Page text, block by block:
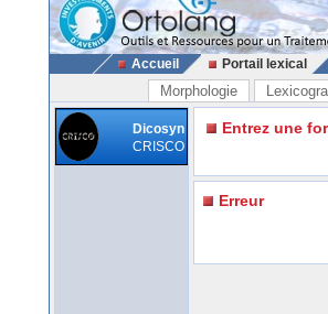
Accueil Portail lexical
Morphologie
Dicosyn
CRISCO
Entrez une
Erreur